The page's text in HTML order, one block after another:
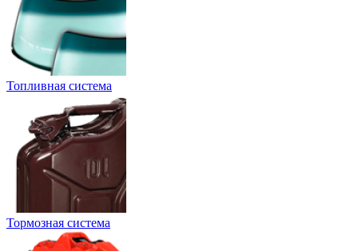
Топливная система
Тормозная система